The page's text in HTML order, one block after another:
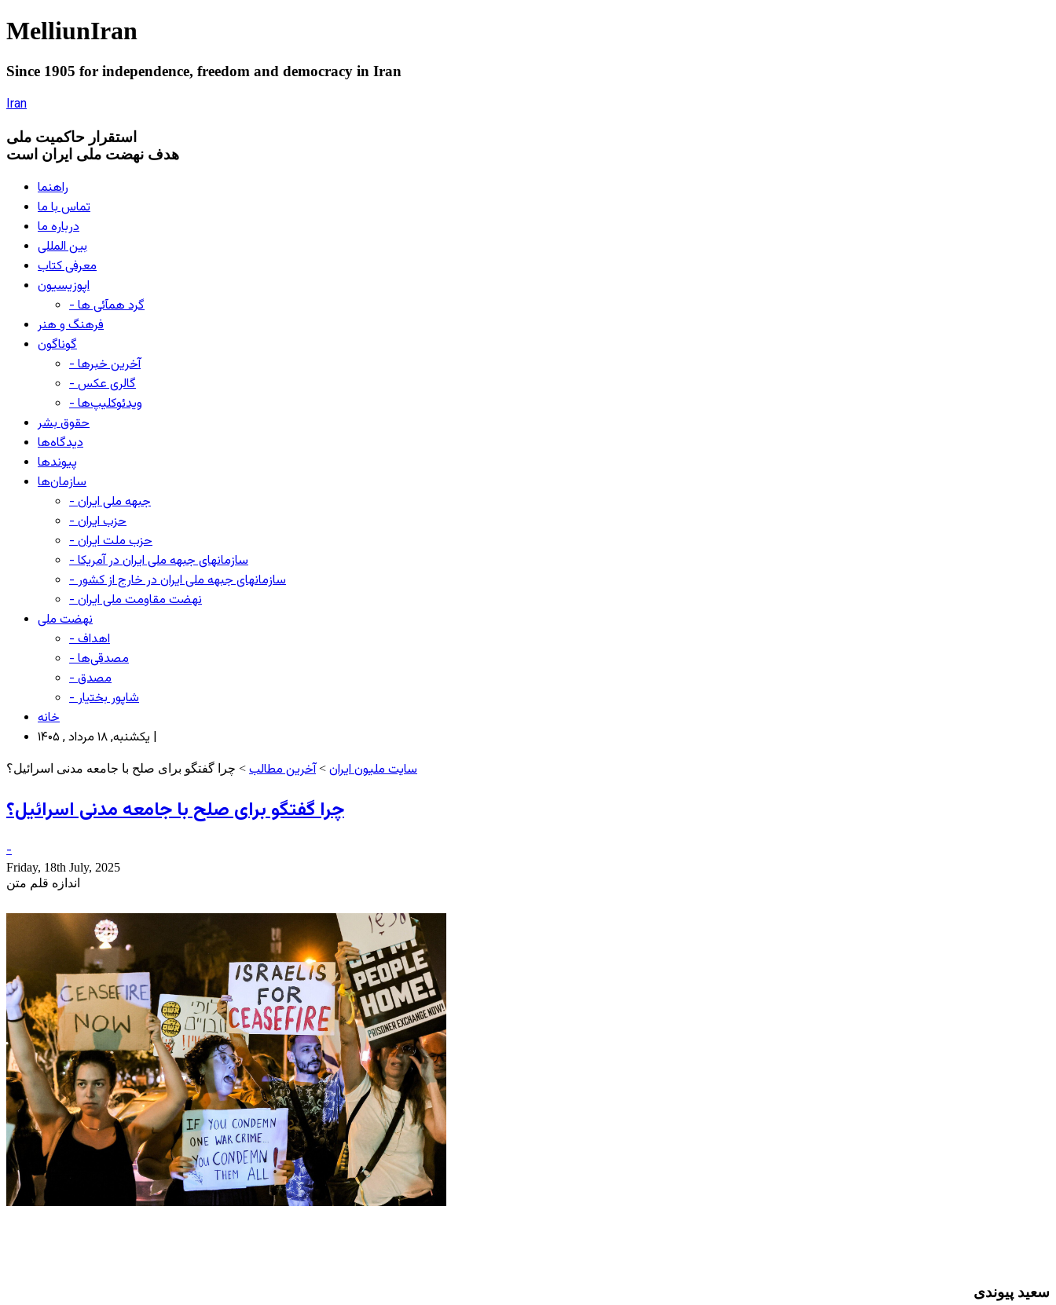
MelliunIran
Since 1905 for independence, freedom and democracy in Iran
Iran
استقرار حاکميت ملی
هدف نهضت ملی ایران است
راهنما
تماس با ما
درباره ما
بین المللی
معرفی کتاب
اپوزیسیون
- گرد همآئی ها
فرهنگ و هنر
گوناگون
- آخرین خبرها
- گالری عکس
- ویدئوکلیپ‌ها
حقوق بشر
دیدگاه‌ها
پیوندها
سازمان‌ها
- جبهه ملی ایران
- حزب ایران
- حزب ملت ایران
- سازمانهای جبهه ملی ایران در آمریکا
- سازمانهای جبهه ملی ایران در خارج از کشور
- نهضت مقاومت ملی ایران
نهضت ملی
- اهداف
- مصدقی‌ها
- مصدق
- شاپور بختیار
خانه
یکشنبه, ۱۸ مرداد , ۱۴۰۵ |
سایت ملیون ایران >آخرین مطالب > چرا گفتگو برای صلح با جامعه مدنی اسرائیل؟
چرا گفتگو برای صلح با جامعه مدنی اسرائیل؟
-
Friday, 18th July, 2025
اندازه قلم متن
سعید پیوندی